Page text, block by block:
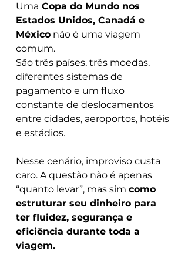
Uma Copa do Mundo nos
Estados Unidos, Canadá e
México não é uma viagem
comum.
São três países, três moedas,
diferentes sistemas de
pagamento e um fluxo
constante de deslocamentos
entre cidades, aeroportos, hotéis
e estádios.
Nesse cenário, improviso custa
caro. A questão não é apenas
“quanto levar”, mas sim como
estruturar seu dinheiro para
ter fluidez, segurança e
eficiência durante toda a
viagem.